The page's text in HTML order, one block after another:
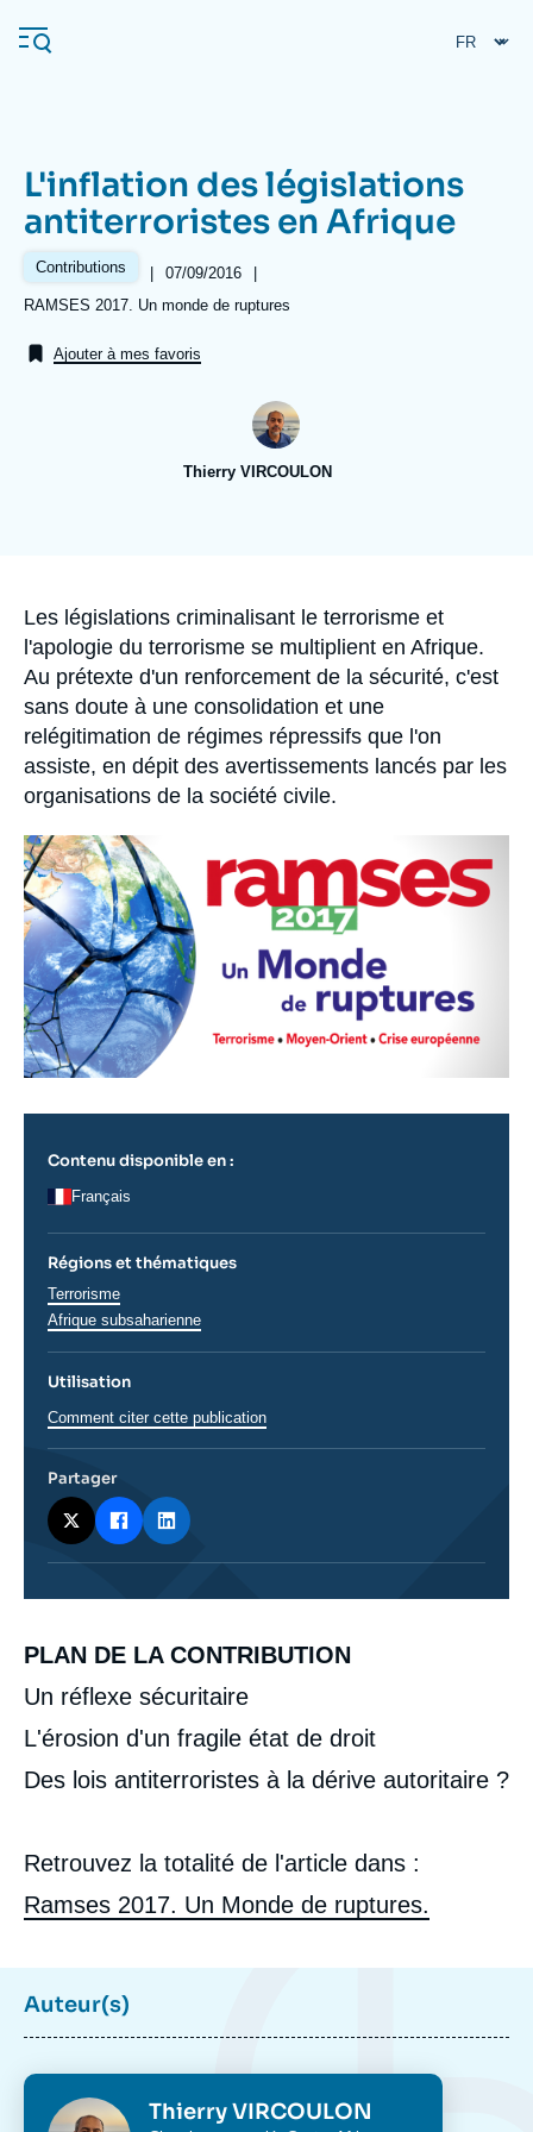
au
contenu
Navigation
principale
L'Ifri
Analyses
Proche-Orient
L'inflation des législations
antiterroristes en Afrique
Contributions |
Date
07/09/2016
|
Références
RAMSES 2017. Un monde de ruptures
Ajouter à mes favoris
Thierry VIRCOULON
Accroche
Les législations criminalisant le terrorisme et
l'apologie du terrorisme se multiplient en Afrique.
Au prétexte d'un renforcement de la sécurité, c'est
sans doute à une consolidation et une
relégitimation de régimes répressifs que l'on
assiste, en dépit des avertissements lancés par les
organisations de la société civile.
Image
principale
Corps
analyses
PLAN DE LA CONTRIBUTION
Un réflexe sécuritaire
L'érosion d'un fragile état de droit
Des lois antiterroristes à la dérive autoritaire ?
Retrouvez la totalité de l'article dans :
Ramses 2017. Un Monde de ruptures.
Contenu disponible en :
Français
Régions et thématiques
Thématiques
analyses
Terrorisme
Régions
Afrique subsaharienne
Utilisation
Comment citer cette publication
Partager
Auteur(s)
Photo Thierry VIRCOULON